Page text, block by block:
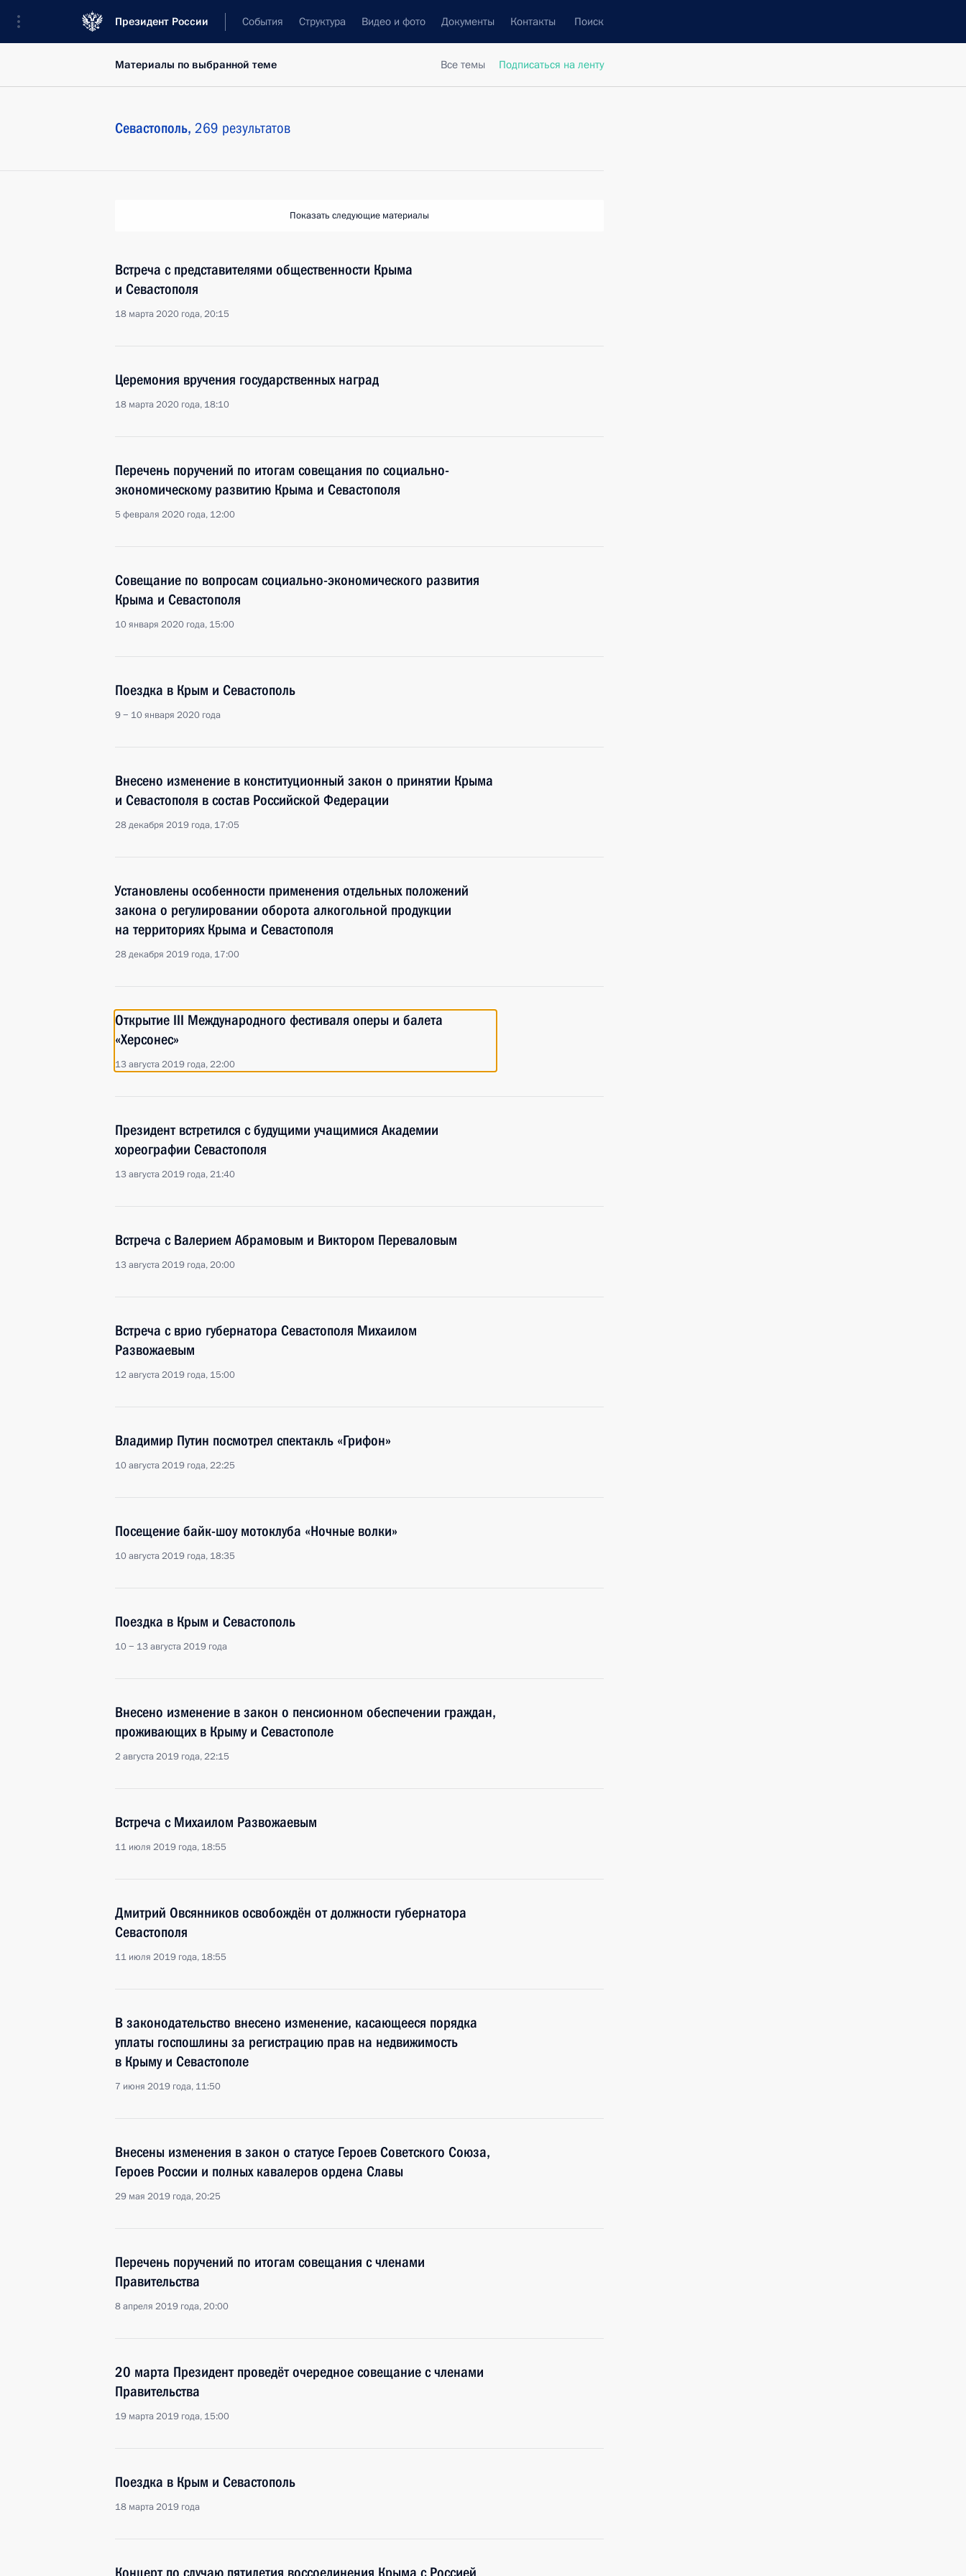
Президент России События Структура Видео и фото Документы Контакты Поиск
Все темы Подписаться на ленту
Материалы по выбранной теме
Севастополь, 269 результатов
Показать следующие материалы
Встреча с представителями общественности Крыма
и Севастополя
18 марта 2020 года, 20:15
Церемония вручения государственных наград
18 марта 2020 года, 18:10
Перечень поручений по итогам совещания по социально-
экономическому развитию Крыма и Севастополя
5 февраля 2020 года, 12:00
Совещание по вопросам социально-экономического развития
Крыма и Севастополя
10 января 2020 года, 15:00
Поездка в Крым и Севастополь
9 − 10 января 2020 года
Внесено изменение в конституционный закон о принятии Крыма
и Севастополя в состав Российской Федерации
28 декабря 2019 года, 17:05
Установлены особенности применения отдельных положений
закона о регулировании оборота алкогольной продукции
на территориях Крыма и Севастополя
28 декабря 2019 года, 17:00
Открытие III Международного фестиваля оперы и балета
«Херсонес»
13 августа 2019 года, 22:00
Президент встретился с будущими учащимися Академии
хореографии Севастополя
13 августа 2019 года, 21:40
Встреча с Валерием Абрамовым и Виктором Переваловым
13 августа 2019 года, 20:00
Встреча с врио губернатора Севастополя Михаилом
Развожаевым
12 августа 2019 года, 15:00
Владимир Путин посмотрел спектакль «Грифон»
10 августа 2019 года, 22:25
Посещение байк-шоу мотоклуба «Ночные волки»
10 августа 2019 года, 18:35
Поездка в Крым и Севастополь
10 − 13 августа 2019 года
Внесено изменение в закон о пенсионном обеспечении граждан,
проживающих в Крыму и Севастополе
2 августа 2019 года, 22:15
Встреча с Михаилом Развожаевым
11 июля 2019 года, 18:55
Дмитрий Овсянников освобождён от должности губернатора
Севастополя
11 июля 2019 года, 18:55
В законодательство внесено изменение, касающееся порядка
уплаты госпошлины за регистрацию прав на недвижимость
в Крыму и Севастополе
7 июня 2019 года, 11:50
Внесены изменения в закон о статусе Героев Советского Союза,
Героев России и полных кавалеров ордена Славы
29 мая 2019 года, 20:25
Перечень поручений по итогам совещания с членами
Правительства
8 апреля 2019 года, 20:00
20 марта Президент проведёт очередное совещание с членами
Правительства
19 марта 2019 года, 15:00
Поездка в Крым и Севастополь
18 марта 2019 года
Концерт по случаю пятилетия воссоединения Крыма с Россией